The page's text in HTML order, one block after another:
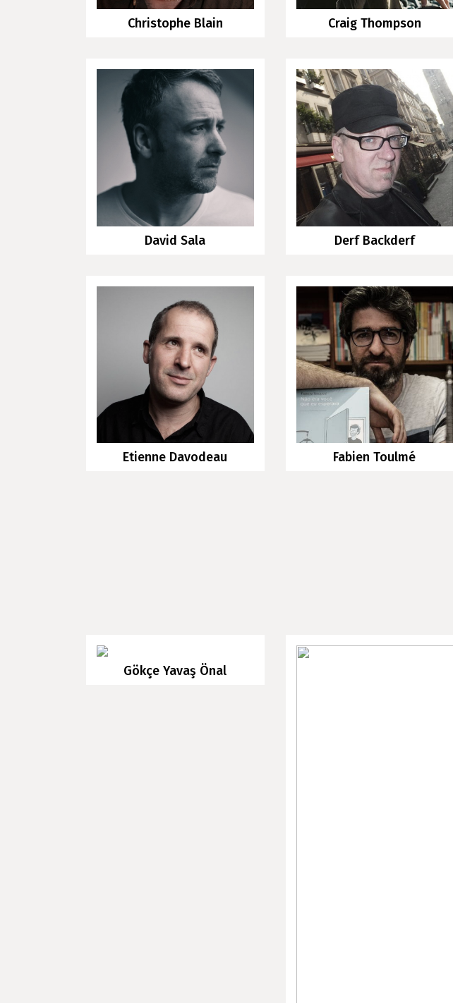
Christophe Blain Craig Thompson
David Sala Derf Backderf
Etienne Davodeau Fabien Toulmé
Gökçe Yavaş Önal